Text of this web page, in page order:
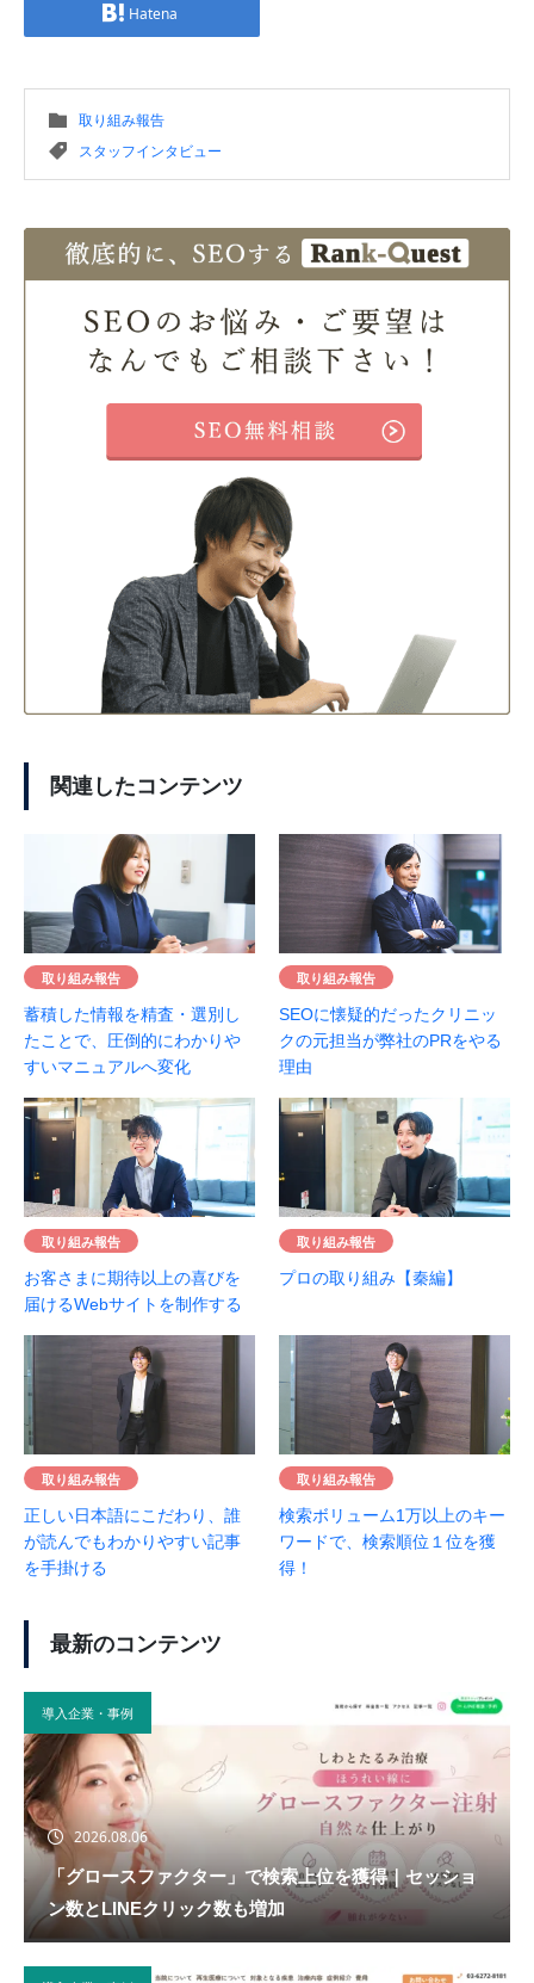
Hatena
取り組み報告
スタッフインタビュー
関連したコンテンツ
取り組み報告
蓄積した情報を精査・選別し
たことで、圧倒的にわかりや
すいマニュアルへ変化
取り組み報告
SEOに懐疑的だったクリニッ
クの元担当が弊社のPRをやる
理由
取り組み報告
お客さまに期待以上の喜びを
届けるWebサイトを制作する
取り組み報告
プロの取り組み【秦編】
取り組み報告
正しい日本語にこだわり、誰
が読んでもわかりやすい記事
を手掛ける
取り組み報告
検索ボリューム1万以上のキー
ワードで、検索順位１位を獲
得！
最新のコンテンツ
導入企業・事例
2026.08.06
「グロースファクター」で検索上位を獲得｜セッショ
ン数とLINEクリック数も増加